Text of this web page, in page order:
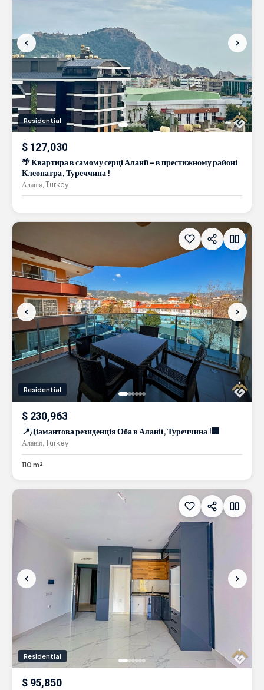
Residential
$ 127,030
🌴 Квартира в самому серці Аланії - в престижному районі
Клеопатра, Туреччина !
Аланія, Turkey
Residential
$ 230,963
📍Діамантова резиденція Оба в Аланії, Туреччина !🏢
Аланія, Turkey
110 m²
Residential
$ 95,850